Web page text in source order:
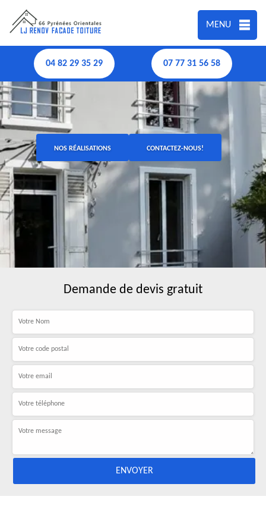
MENU
04 82 29 35 29 07 77 31 56 58
NOS RÉALISATIONS CONTACTEZ-NOUS!
Demande de devis gratuit